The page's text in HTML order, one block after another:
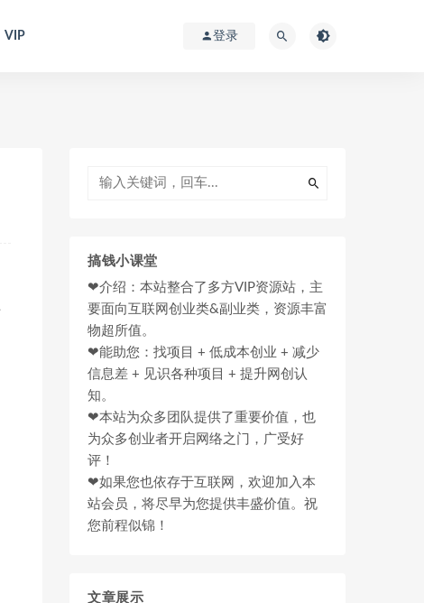
VIP 登录
搞钱小课堂
❤介绍：本站整合了多方VIP资源站，主
要面向互联网创业类&副业类，资源丰富
物超所值。
❤能助您：找项目 + 低成本创业 + 减少
信息差 + 见识各种项目 + 提升网创认
知。
❤本站为众多团队提供了重要价值，也
为众多创业者开启网络之门，广受好
评！
❤如果您也依存于互联网，欢迎加入本
站会员，将尽早为您提供丰盛价值。祝
您前程似锦！
文章展示